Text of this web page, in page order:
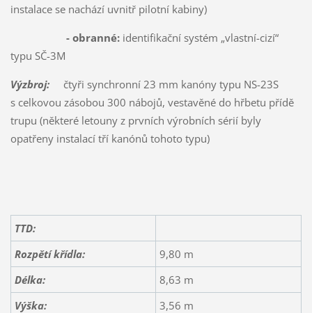
instalace se nachází uvnitř pilotní kabiny)
- obranné:identifikační systém „vlastní-cizí“
typu SČ-3M
Výzbroj:čtyři synchronní 23 mm kanóny typu NS-23S
s celkovou zásobou 300 nábojů, vestavěné do hřbetu přídě
trupu (některé letouny z prvních výrobních sérií byly
opatřeny instalací tří kanónů tohoto typu)
TTD:
Rozpětí křídla:
9,80 m
Délka:
8,63 m
Výška:
3,56 m